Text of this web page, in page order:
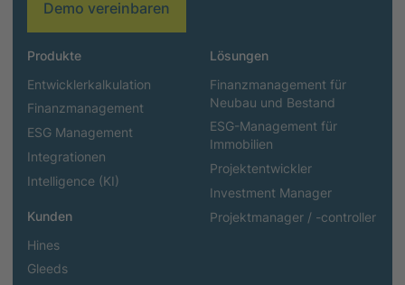
Demo vereinbaren
Produkte
Entwicklerkalkulation
Finanzmanagement
ESG Management
Integrationen
Intelligence (KI)
Kunden
Hines
Gleeds
Lösungen
Finanzmanagement für
Neubau und Bestand
ESG-Management für
Immobilien
Projektentwickler
Investment Manager
Projektmanager / -controller